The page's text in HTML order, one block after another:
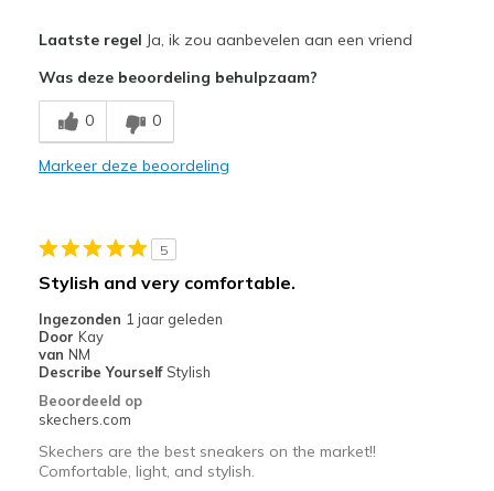
Goede demping
Leuk model
Zwaarder dan ik gewend ben van skechers
Beste toepassingen
Informele kleding
Maat
Lijkt een halve maat te groot
Laatste regel Ja, ik zou aanbevelen aan een vriend
Was deze beoordeling behulpzaam?
0 0
Markeer deze beoordeling
5
Stylish and very comfortable.
Ingezonden 1 jaar geleden
Door Kay
van NM
Describe Yourself Stylish
Beoordeeld op
skechers.com
Skechers are the best sneakers on the market!!
Comfortable, light, and stylish.